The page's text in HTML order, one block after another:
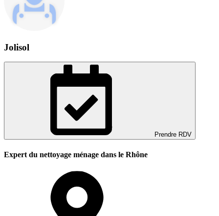
Jolisol
Prendre RDV
Expert du nettoyage ménage dans le Rhône